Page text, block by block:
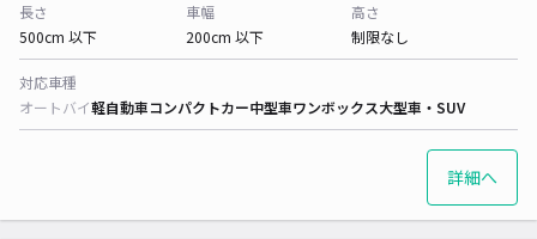
長さ
500cm 以下
車幅
200cm 以下
高さ
制限なし
対応車種
オートバイ軽自動車コンパクトカー中型車ワンボックス大型車・SUV
詳細へ